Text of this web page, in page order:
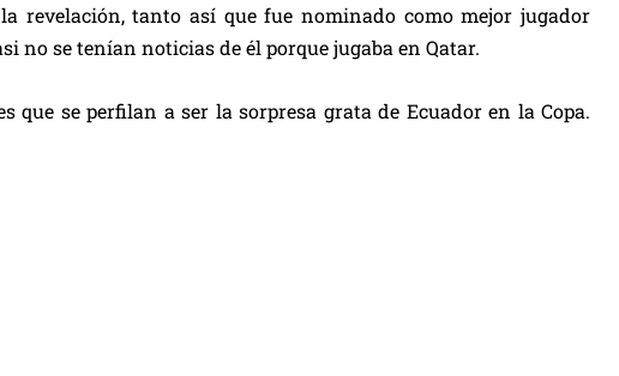
revelación, tanto así que fue nominado como mejor jugador
no se tenían noticias de él porque jugaba en Qatar.
se perfilan a ser la sorpresa grata de Ecuador en la Copa.